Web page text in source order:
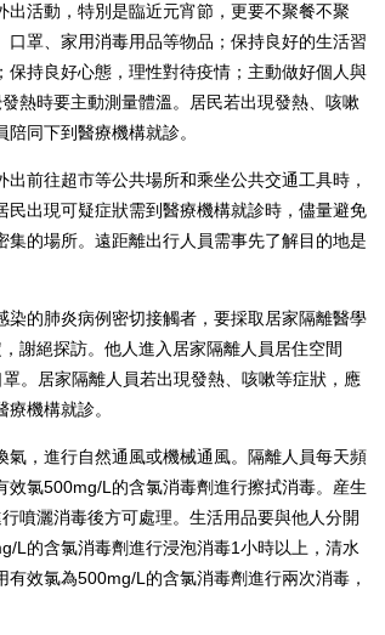
活動，特別是臨近元宵節，更要不聚餐不聚
罩、家用消毒用品等物品；保持良好的生活習
持良好心態，理性對待疫情；主動做好個人與
熱時要主動測量體溫。居民若出現發熱、咳嗽
同下到醫療機構就診。
往超市等公共場所和乘坐公共交通工具時，
出現可疑症狀需到醫療機構就診時，儘量避免
的場所。遠距離出行人員需事先了解目的地是
的肺炎病例密切接觸者，要採取居家隔離醫學
謝絕探訪。他人進入居家隔離人員居住空間
。居家隔離人員若出現發熱、咳嗽等症狀，應
機構就診。
，進行自然通風或機械通風。隔離人員每天頻
氯500mg/L的含氯消毒劑進行擦拭消毒。産生
噴灑消毒後方可處理。生活用品要與他人分開
L的含氯消毒劑進行浸泡消毒1小時以上，清水
效氯為500mg/L的含氯消毒劑進行兩次消毒，